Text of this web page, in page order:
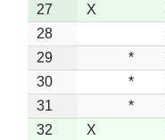
27
X
28
29
*
30
*
31
*
32
X